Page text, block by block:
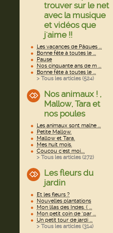
trouver sur le net
avec la musique
et vidéos que
j'aime !!
Les vacances de Pâques ...
Bonne fête à toutes le ...
Pause
Nos cinquante ans de m ...
Bonne fête à toutes le ...
> Tous les articles (524)
Nos animaux ! ,
Mallow, Tara et
nos poules
Les animaux sont malhe ...
Petite Mallow.
Mallow et Tara.
Mes huit mois.
Coucou c'est moi....
> Tous les articles (272)
Les fleurs du
jardin
Et les fleurs ?
Nouvelles plantations
Mon lilas des Indes. ( ...
Mon petit coin de "par ...
Un petit tour de jardi ...
> Tous les articles (314)